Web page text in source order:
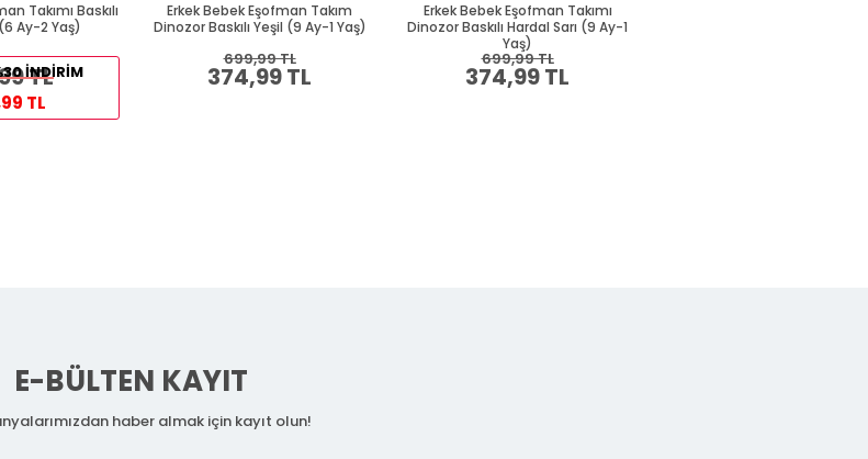
Takımı Baskılı
Ay-2 Yaş)
TL
İNDİRİM
TL
Erkek Bebek Eşofman Takım
Dinozor Baskılı Yeşil (9 Ay-1 Yaş)
374,99 TL
699,99 TL
Erkek Bebek Eşofman Takımı
Dinozor Baskılı Hardal Sarı (9 Ay-1
Yaş)
374,99 TL
699,99 TL
E-BÜLTEN KAYIT
haber almak için kayıt olun!